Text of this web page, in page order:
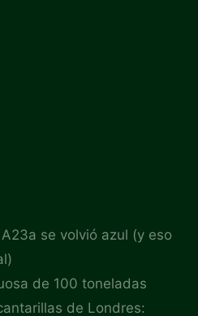
se volvió azul (y eso
de 100 toneladas
de Londres: